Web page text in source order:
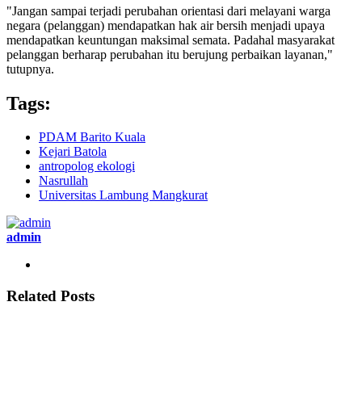
"Jangan sampai terjadi perubahan orientasi dari melayani warga
negara (pelanggan) mendapatkan hak air bersih menjadi upaya
mendapatkan keuntungan maksimal semata. Padahal masyarakat
pelanggan berharap perubahan itu berujung perbaikan layanan,"
tutupnya.
Tags:
PDAM Barito Kuala
Kejari Batola
antropolog ekologi
Nasrullah
Universitas Lambung Mangkurat
admin
Related Posts